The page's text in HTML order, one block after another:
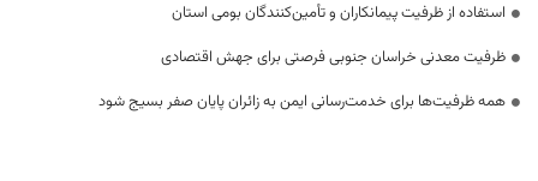
استفاده از ظرفیت پیمانکاران و تأمین‌کنندگان بومی استان
ظرفیت معدنی خراسان جنوبی فرصتی برای جهش اقتصادی
همه ظرفیت‌ها برای خدمت‌رسانی ایمن به زائران پایان صفر بسیج شود